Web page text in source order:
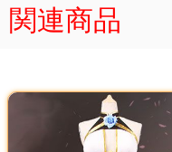
関連商品